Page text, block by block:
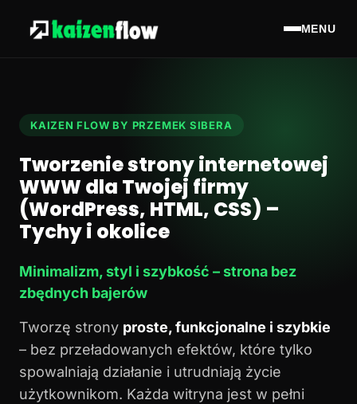
MENU
KAIZEN FLOW BY PRZEMEK SIBERA
Tworzenie strony internetowej
WWW dla Twojej firmy
(WordPress, HTML, CSS) –
Tychy i okolice
Minimalizm, styl i szybkość – strona bez
zbędnych bajerów
Tworzę strony proste, funkcjonalne i szybkie
– bez przeładowanych efektów, które tylko
spowalniają działanie i utrudniają życie
użytkownikom. Każda witryna jest w pełni